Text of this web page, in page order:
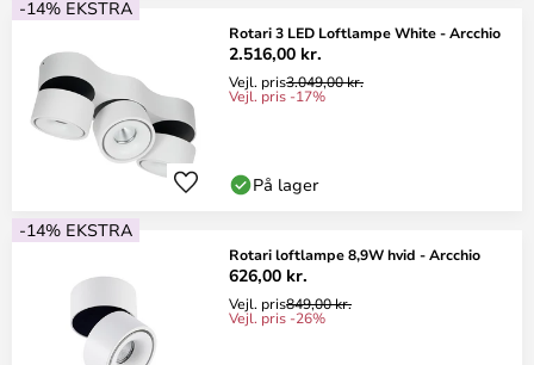
-14% EKSTRA
Rotari 3 LED Loftlampe White - Arcchio
2.516,00 kr.
Vejl. pris3.049,00 kr.
Vejl. pris -17%
På lager
-14% EKSTRA
Rotari loftlampe 8,9W hvid - Arcchio
626,00 kr.
Vejl. pris849,00 kr.
Vejl. pris -26%